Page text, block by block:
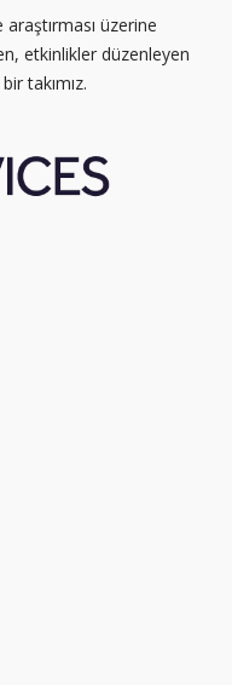
üzerine
etkinlikler düzenleyen
takımız.